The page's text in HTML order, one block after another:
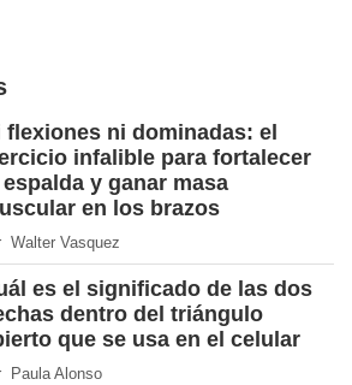
flexiones ni dominadas: el
infalible para fortalecer
espalda y ganar masa
en los brazos
Walter Vasquez
es el significado de las dos
dentro del triángulo
que se usa en el celular
Paula Alonso